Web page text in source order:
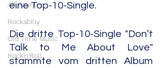
Alt.Country
Rockabilly
Old Time Music
Rock'n'Roll
eine Top-10-Single.
Die dritte Top-10-Single "Don’t
Talk to Me About Love"
stammte vom dritten Album